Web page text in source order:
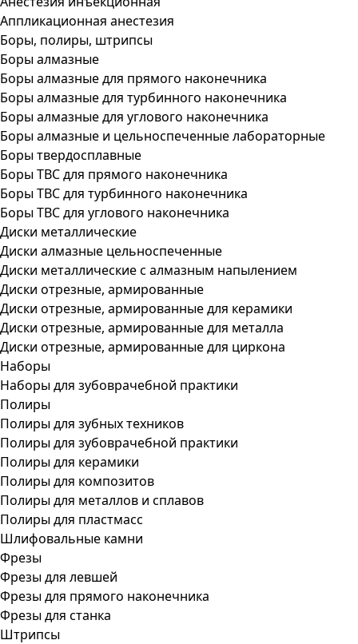
Аппликационная анестезия
Боры, полиры, штрипсы
Боры алмазные
Боры алмазные для прямого наконечника
Боры алмазные для турбинного наконечника
Боры алмазные для углового наконечника
Боры алмазные и цельноспеченные лабораторные
Боры твердосплавные
Боры ТВС для прямого наконечника
Боры ТВС для турбинного наконечника
Боры ТВС для углового наконечника
Диски металлические
Диски алмазные цельноспеченные
Диски металлические с алмазным напылением
Диски отрезные, армированные
Диски отрезные, армированные для керамики
Диски отрезные, армированные для металла
Диски отрезные, армированные для циркона
Наборы
Наборы для зубоврачебной практики
Полиры
Полиры для зубных техников
Полиры для зубоврачебной практики
Полиры для керамики
Полиры для композитов
Полиры для металлов и сплавов
Полиры для пластмасс
Шлифовальные камни
Фрезы
Фрезы для левшей
Фрезы для прямого наконечника
Фрезы для станка
Штрипсы